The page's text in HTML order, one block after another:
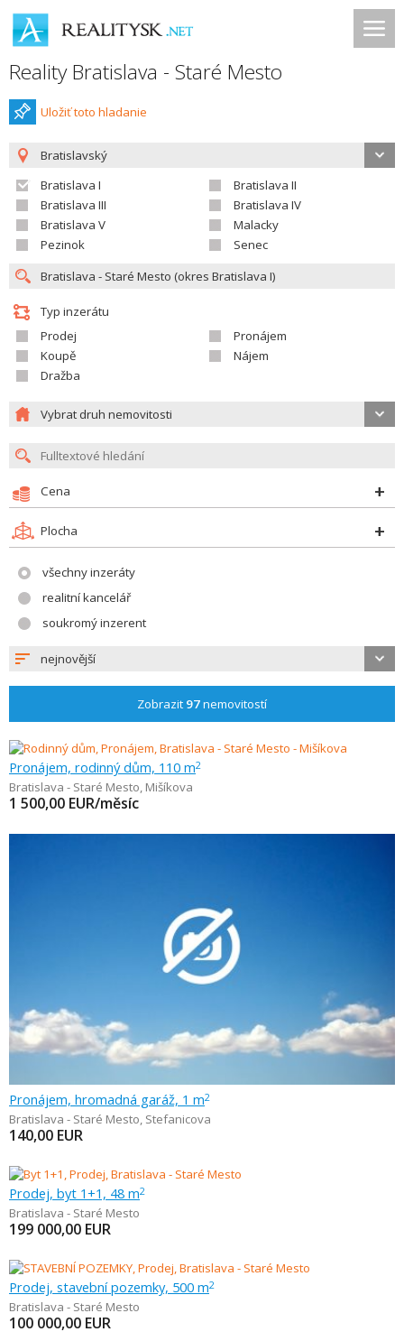
Reality Bratislava - Staré Mesto
Uložiť toto hladanie
Bratislavský
Bratislava I
Bratislava II
Bratislava III
Bratislava IV
Bratislava V
Malacky
Pezinok
Senec
Typ inzerátu
Prodej
Pronájem
Koupě
Nájem
Dražba
Vybrat druh nemovitosti
Cena
Plocha
všechny inzeráty
realitní kancelář
soukromý inzerent
nejnovější
Zobrazit 97nemovitostí
Pronájem, rodinný dům, 110 m2
Bratislava - Staré Mesto, Mišíkova
1 500,00 EUR/měsíc
Pronájem, hromadná garáž, 1 m2
Bratislava - Staré Mesto, Stefanicova
140,00 EUR
Prodej, byt 1+1, 48 m2
Bratislava - Staré Mesto
199 000,00 EUR
Prodej, stavební pozemky, 500 m2
Bratislava - Staré Mesto
100 000,00 EUR